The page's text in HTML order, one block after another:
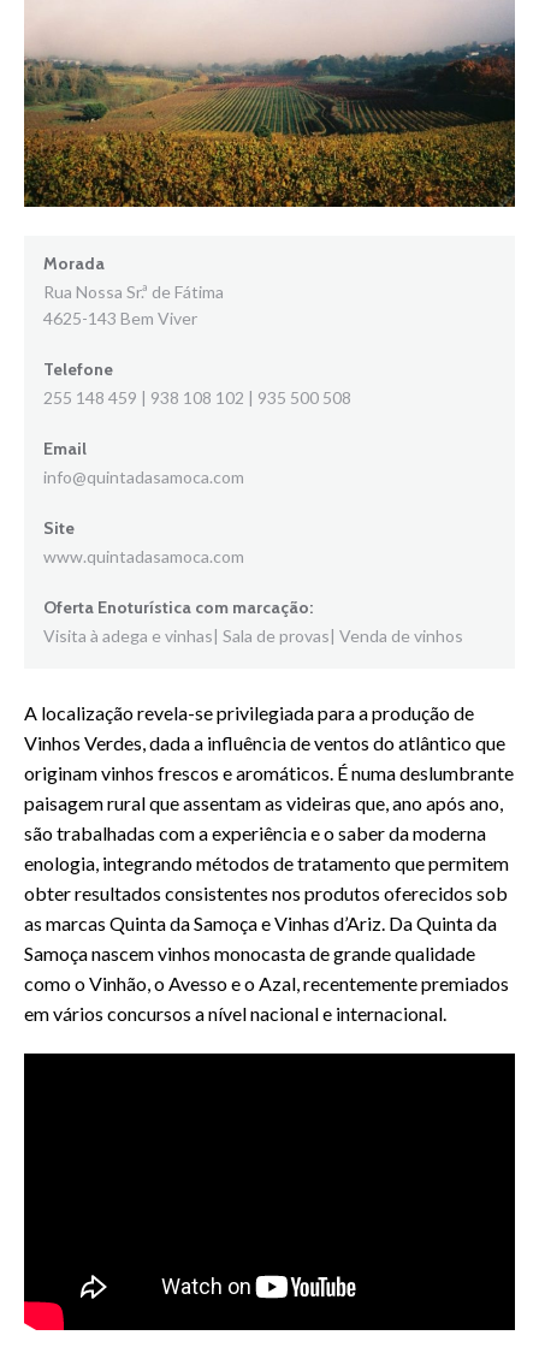
Morada
Rua Nossa Sr.ª de Fátima
4625-143 Bem Viver
Telefone
255 148 459 | 938 108 102 | 935 500 508
Email
info@quintadasamoca.com
Site
www.quintadasamoca.com
Oferta Enoturística com marcação:
Visita à adega e vinhas| Sala de provas| Venda de vinhos
A localização revela-se privilegiada para a produção de
Vinhos Verdes, dada a influência de ventos do atlântico que
originam vinhos frescos e aromáticos. É numa deslumbrante
paisagem rural que assentam as videiras que, ano após ano,
são trabalhadas com a experiência e o saber da moderna
enologia, integrando métodos de tratamento que permitem
obter resultados consistentes nos produtos oferecidos sob
as marcas Quinta da Samoça e Vinhas d’Ariz. Da Quinta da
Samoça nascem vinhos monocasta de grande qualidade
como o Vinhão, o Avesso e o Azal, recentemente premiados
em vários concursos a nível nacional e internacional.